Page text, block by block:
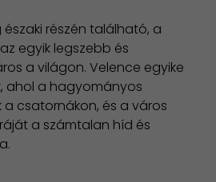
részén található, a
egyik legszebb és
a világon. Velence egyike
ahol a hagyományos
csatornákon, és a város
a számtalan híd és